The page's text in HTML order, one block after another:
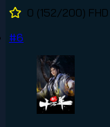
0 (152/200) FHD
#6